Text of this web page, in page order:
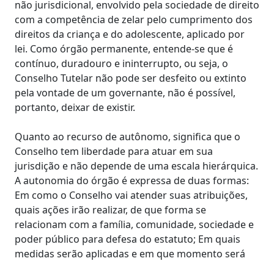
não jurisdicional, envolvido pela sociedade de direito
com a competência de zelar pelo cumprimento dos
direitos da criança e do adolescente, aplicado por
lei. Como órgão permanente, entende-se que é
contínuo, duradouro e ininterrupto, ou seja, o
Conselho Tutelar não pode ser desfeito ou extinto
pela vontade de um governante, não é possível,
portanto, deixar de existir.
Quanto ao recurso de autônomo, significa que o
Conselho tem liberdade para atuar em sua
jurisdição e não depende de uma escala hierárquica.
A autonomia do órgão é expressa de duas formas:
Em como o Conselho vai atender suas atribuições,
quais ações irão realizar, de que forma se
relacionam com a família, comunidade, sociedade e
poder público para defesa do estatuto; Em quais
medidas serão aplicadas e em que momento será